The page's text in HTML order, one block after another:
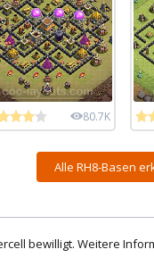
80.7K
Alle RH8-Basen
bewilligt. Weitere